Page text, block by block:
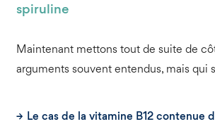
spiruline
Maintenant mettons tout de suite de
arguments souvent entendus, mais qui
Le cas de la vitamine B12 contenue